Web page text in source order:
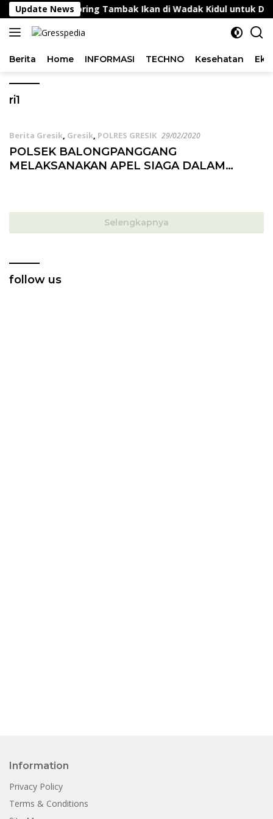
Langsung
ke
konten
Update NewsMonitoring Tambak Ikan di Wadak Kidul untuk
Berita Home INFORMASI TECHNO Kesehatan
ri1
Berita Gresik, Gresik, POLRES GRESIK 29/02/2020
POLSEK BALONGPANGGANG
MELAKSANAKAN APEL SIAGA DALAM
Selengkapnya
follow us
Information
Privacy Policy
Terms & Conditions